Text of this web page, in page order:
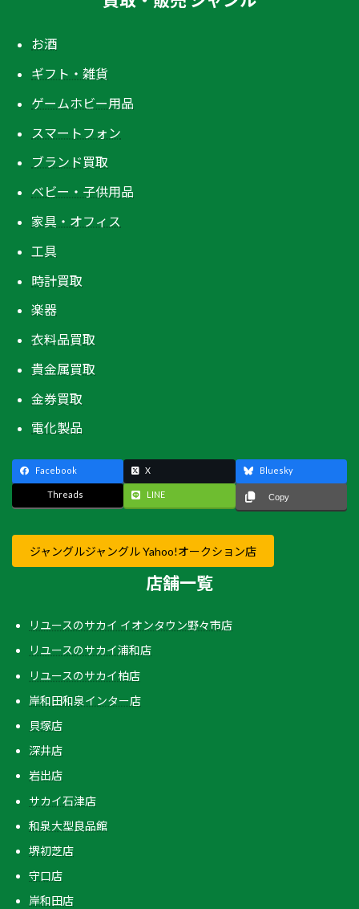
お酒
ギフト・雑貨
ゲームホビー用品
スマートフォン
ブランド買取
ベビー・子供用品
家具・オフィス
工具
時計買取
楽器
衣料品買取
貴金属買取
金券買取
電化製品
Facebook X Bluesky
Threads LINE Copy
ジャングルジャングル Yahoo!オークション店
店舗一覧
リユースのサカイ イオンタウン野々市店
リユースのサカイ浦和店
リユースのサカイ柏店
岸和田和泉インター店
貝塚店
深井店
岩出店
サカイ石津店
和泉大型良品館
堺初芝店
守口店
岸和田店